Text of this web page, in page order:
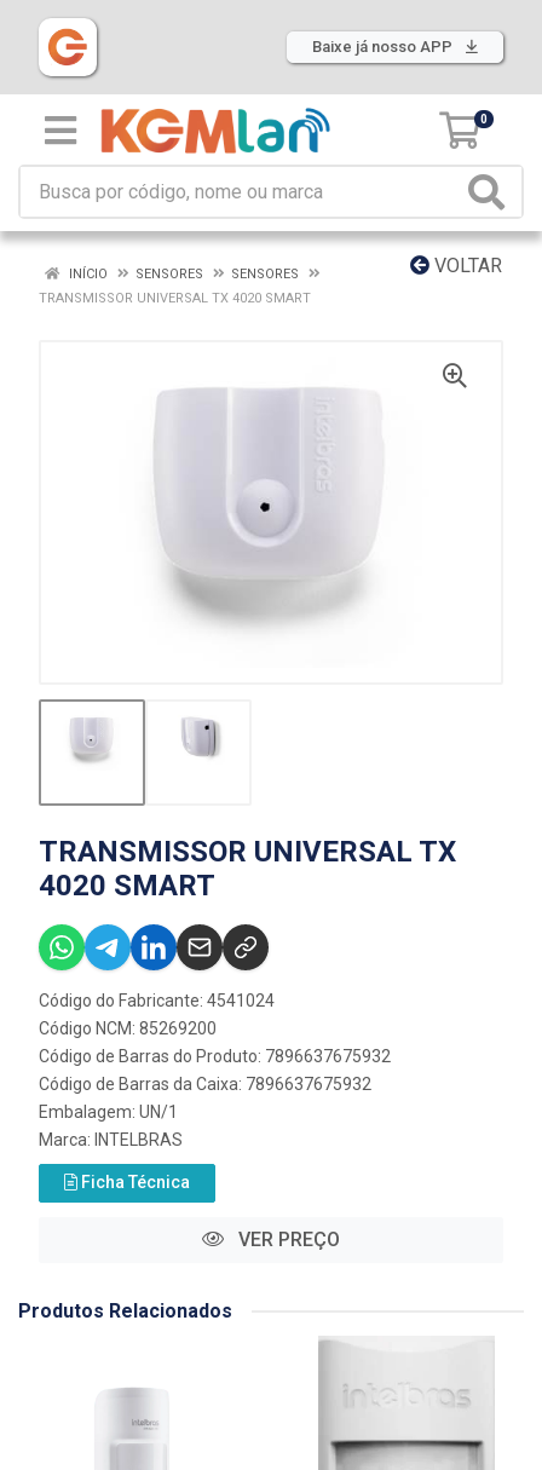
Baixe já nosso APP
0
VOLTAR
INÍCIO SENSORES
SENSORES
TRANSMISSOR UNIVERSAL TX 4020 SMART
TRANSMISSOR UNIVERSAL TX
4020 SMART
Código do Fabricante: 4541024
Código NCM: 85269200
Código de Barras do Produto: 7896637675932
Código de Barras da Caixa: 7896637675932
Embalagem: UN/1
Marca: INTELBRAS
Ficha Técnica
VER PREÇO
Produtos Relacionados